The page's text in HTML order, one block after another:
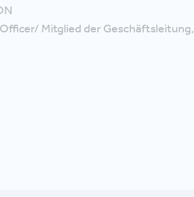
Mitglied der Geschäftsleitung,